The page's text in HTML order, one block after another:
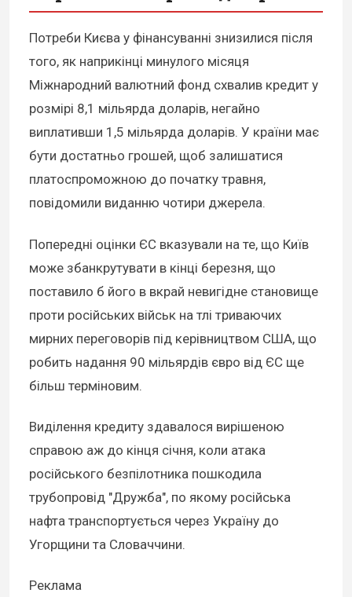
Потреби Києва у фінансуванні знизилися після
того, як наприкінці минулого місяця
Міжнародний валютний фонд схвалив кредит у
розмірі 8,1 мільярда доларів, негайно
виплативши 1,5 мільярда доларів. У країни має
бути достатньо грошей, щоб залишатися
платоспроможною до початку травня,
повідомили виданню чотири джерела.
Попередні оцінки ЄС вказували на те, що Київ
може збанкрутувати в кінці березня, що
поставило б його в вкрай невигідне становище
проти російських військ на тлі триваючих
мирних переговорів під керівництвом США, що
робить надання 90 мільярдів євро від ЄС ще
більш терміновим.
Виділення кредиту здавалося вирішеною
справою аж до кінця січня, коли атака
російського безпілотника пошкодила
трубопровід "Дружба", по якому російська
нафта транспортується через Україну до
Угорщини та Словаччини.
Реклама